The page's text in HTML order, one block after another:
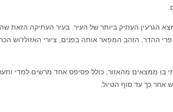
הגרעין העתיק ביותר של העיר. בעיר העתיקה הזאת
ההדר, הזהב המפאר אותה בפנים, ציורי האזולז'וש
בו ממצאים מהאזור, כולל פסיפס אחד מרשים למדי
כך עד סוף הטיול.